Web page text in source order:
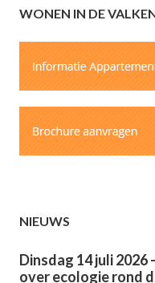
WONEN IN DE
NIEUWS
Dinsdag 14 juli
over ecologie rond